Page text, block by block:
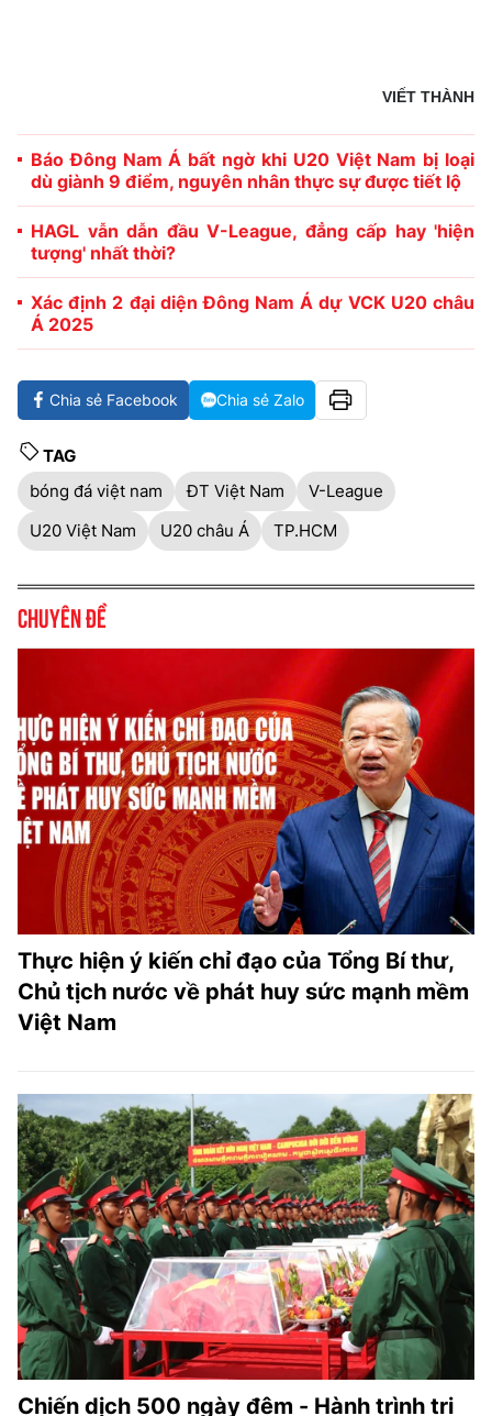
VIẾT THÀNH
Báo Đông Nam Á bất ngờ khi U20 Việt Nam bị loại
dù giành 9 điểm, nguyên nhân thực sự được tiết lộ
HAGL vẫn dẫn đầu V-League, đẳng cấp hay 'hiện
tượng' nhất thời?
Xác định 2 đại diện Đông Nam Á dự VCK U20 châu
Á 2025
Chia sẻ Facebook Chia sẻ Zalo
TAG
bóng đá việt nam
ĐT Việt Nam
V-League
U20 Việt Nam
U20 châu Á TP.HCM
Chuyên đề
Thực hiện ý kiến chỉ đạo của Tổng Bí thư,
Chủ tịch nước về phát huy sức mạnh mềm
Việt Nam
Chiến dịch 500 ngày đêm - Hành trình tri